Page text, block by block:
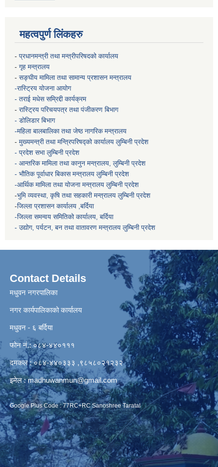
महत्वपुर्ण लिंकहरु
- प्रधानमन्त्री तथा मन्त्रीपरिषदको कार्यालय
- गृह मन्त्रालय
- सङ्घीय मामिला तथा सामान्य प्रशासन मन्त्रालय
-रास्ट्रिय योजना आयोग
- तराई मधेस सम्रिद्दी कार्यक्रम
- रास्ट्रिय परिचयपत्र तथा पंजीकरण बिभाग
- डोलिडार बिभाग
-महिला बालबालिका तथा जेष्ठ नागरिक मन्त्रालय
- मुख्यमन्त्री तथा मन्त्रिपरिषद्को कार्यालय लुम्बिनी प्रदेश
- प्रदेश सभा लुम्बिनी प्रदेश
- आन्तरिक मामिला तथा कानुन मन्त्रालय, लुम्बिनी प्रदेश
- भौतिक पूर्वाधार बिकास मन्त्रालय लुम्बिनी प्रदेश
-आर्थिक मामिला तथा योजना मन्त्रालय लुम्बिनी प्रदेश
-भुमि व्यवस्था, कृषि तथा सहकारी मन्त्रालय लुम्बिनी प्रदेश
-जिल्ला प्रशासन कार्यालय ,बर्दिया
-जिल्ला समन्वय समितिको कार्यालय, बर्दिया
- उद्योग, पर्यटन, बन तथा वातावरण मन्त्रालय लुम्बिनी प्रदेश
Contact Details
मधुवन नगरपालिका
नगर कार्यपालिकाको कार्यालय
मधुवन - ६ बर्दिया
फोन नं.: ०८४-४४०१११
दमकल : ०८४-४४०३३३ ,९८५८०२१२३२
इमेल :madhuwanmun@gmail.com
Google Plus Code : 77RC+RC Sanoshree Taratal